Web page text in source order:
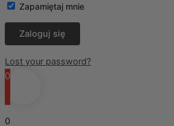
Zapamiętaj mnie
Lost your password?
0
0